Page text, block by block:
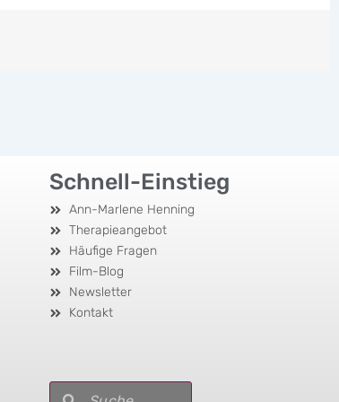
Schnell-Einstieg
Ann-Marlene Henning
Therapieangebot
Häufige Fragen
Film-Blog
Newsletter
Kontakt
Suche